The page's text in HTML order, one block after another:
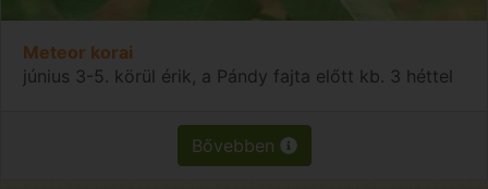
Meteor korai
június 3-5. körül érik, a Pándy fajta előtt kb. 3 héttel
Bővebben